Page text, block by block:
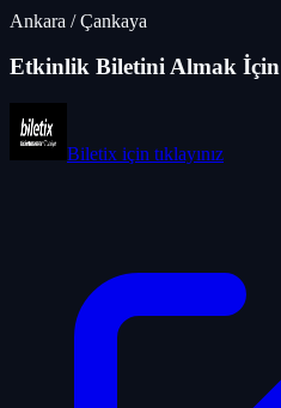
Ankara /Çankaya
Etkinlik Biletini Almak İçin
Biletix için tıklayınız